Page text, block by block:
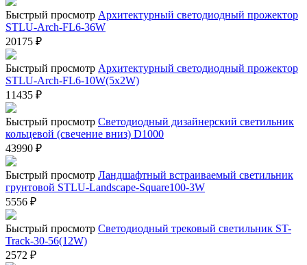
Быстрый просмотр Архитектурный светодиодный прожектор
STLU-Arch-FL6-36W
20175 ₽
Быстрый просмотр Архитектурный светодиодный прожектор
STLU-Arch-FL6-10W(5x2W)
11435 ₽
Быстрый просмотр Светодиодный дизайнерский светильник
кольцевой (свечение вниз) D1000
43990 ₽
Быстрый просмотр Ландшафтный встраиваемый светильник
грунтовой STLU-Landscape-Square100-3W
5556 ₽
Быстрый просмотр Светодиодный трековый светильник ST-
Track-30-56(12W)
2572 ₽